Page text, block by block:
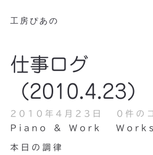
工房ぴあの
仕事ログ
（2010.4.23）
2010年4月23日
0件の
Piano & Work
Works
本日の調律